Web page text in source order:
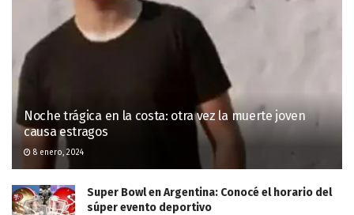
Noche trágica en la costa: otra vez la muerte joven
causa estragos
8 enero, 2024
Super Bowl en Argentina: Conocé el horario del
súper evento deportivo